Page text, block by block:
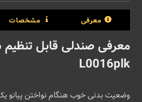
معرفی مشخصات
معرفی صندلی قابل
L0016plk
وضعیت بدنی خوب هنگام نواختن پیانو